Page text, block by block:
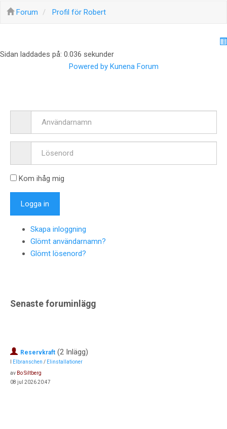
Forum Profil för Robert
Sidan laddades på: 0.036 sekunder
Powered by Kunena Forum
Kom ihåg mig
Skapa inloggning
Glömt användarnamn?
Glömt lösenord?
Senaste foruminlägg
Reservkraft (2 Inlägg)
Elbranschen / Elinstallationer
av Bo Siltberg
08 jul 2026 20:47